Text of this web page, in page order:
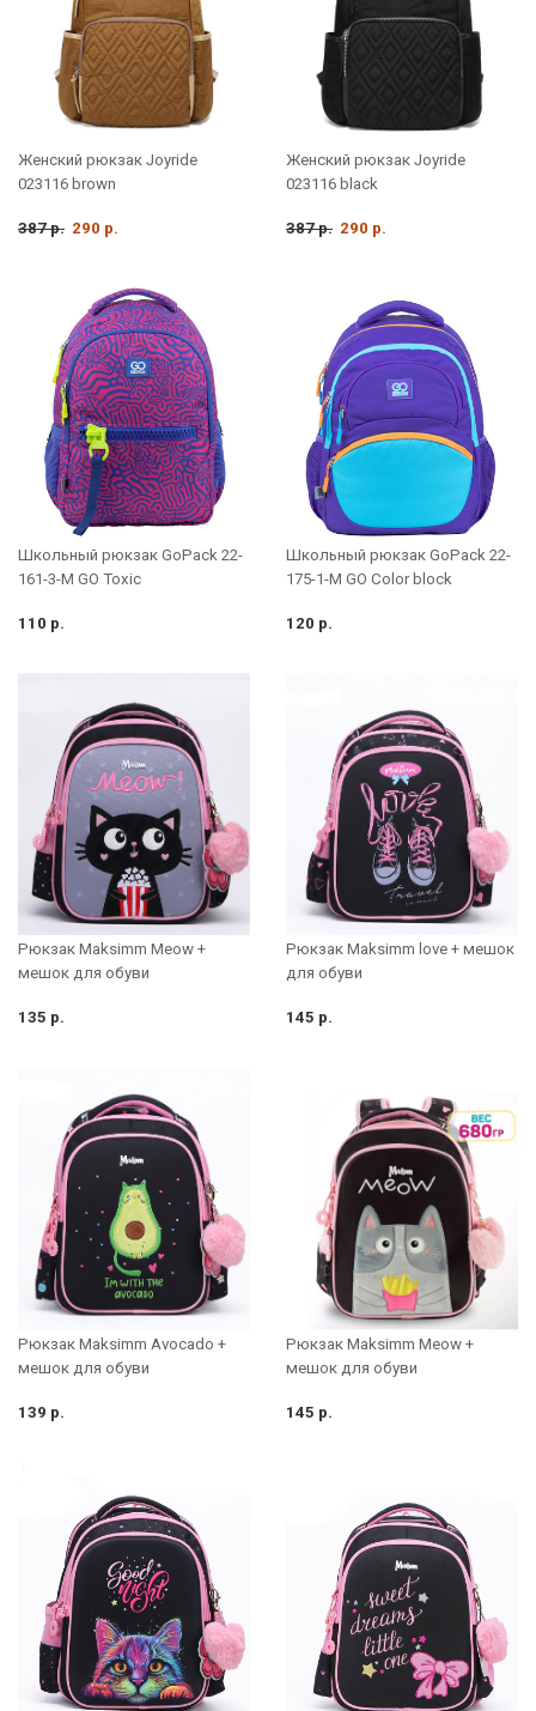
Женский рюкзак Joyride
023116 brown
387 р. 290 р.
Женский рюкзак Joyride
023116 black
387 р. 290 р.
Школьный рюкзак GoPack 22-
161-3-M GO Toxic
110 р.
Школьный рюкзак GoPack 22-
175-1-M GO Color block
120 р.
Рюкзак Maksimm Meow +
мешок для обуви
135 р.
Рюкзак Maksimm love + мешок
для обуви
145 р.
Рюкзак Maksimm Avocado +
мешок для обуви
139 р.
Рюкзак Maksimm Meow +
мешок для обуви
145 р.